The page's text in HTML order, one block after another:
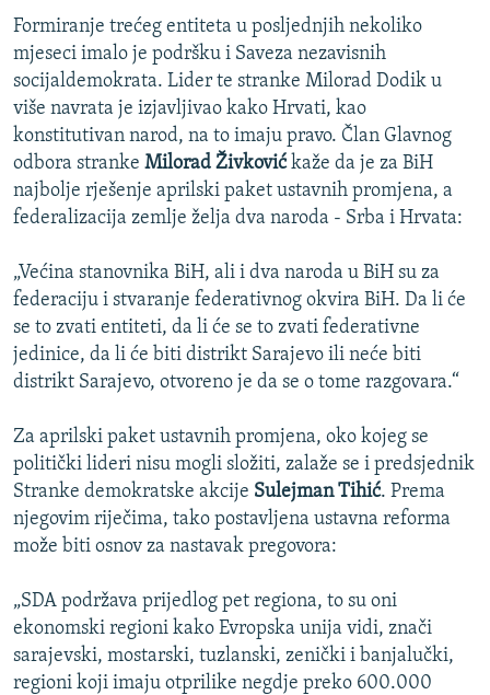
Formiranje trećeg entiteta u posljednjih nekoliko
mjeseci imalo je podršku i Saveza nezavisnih
socijaldemokrata. Lider te stranke Milorad Dodik u
više navrata je izjavljivao kako Hrvati, kao
konstitutivan narod, na to imaju pravo. Član Glavnog
odbora stranke Milorad Živkovićkaže da je za BiH
najbolje rješenje aprilski paket ustavnih promjena, a
federalizacija zemlje želja dva naroda - Srba i Hrvata:
„Većina stanovnika BiH, ali i dva naroda u BiH su za
federaciju i stvaranje federativnog okvira BiH. Da li će
se to zvati entiteti, da li će se to zvati federativne
jedinice, da li će biti distrikt Sarajevo ili neće biti
distrikt Sarajevo, otvoreno je da se o tome razgovara.“
Za aprilski paket ustavnih promjena, oko kojeg se
politički lideri nisu mogli složiti, zalaže se i predsjednik
Stranke demokratske akcije Sulejman Tihić. Prema
njegovim riječima, tako postavljena ustavna reforma
može biti osnov za nastavak pregovora:
„SDA podržava prijedlog pet regiona, to su oni
ekonomski regioni kako Evropska unija vidi, znači
sarajevski, mostarski, tuzlanski, zenički i banjalučki,
regioni koji imaju otprilike negdje preko 600.000